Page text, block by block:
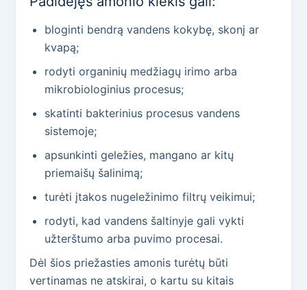
bloginti bendrą vandens kokybę, skonį ar
kvapą;
rodyti organinių medžiagų irimo arba
mikrobiologinius procesus;
skatinti bakterinius procesus vandens
sistemoje;
apsunkinti geležies, mangano ar kitų
priemaišų šalinimą;
turėti įtakos nugeležinimo filtrų veikimui;
rodyti, kad vandens šaltinyje gali vykti
užterštumo arba puvimo procesai.
Dėl šios priežasties amonis turėtų būti
vertinamas ne atskirai, o kartu su kitais